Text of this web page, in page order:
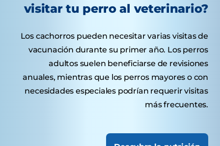
visitar tu perro al veterinario?
Los cachorros pueden necesitar varias visitas de
vacunación durante su primer año. Los perros
adultos suelen beneficiarse de revisiones
anuales, mientras que los perros mayores o con
necesidades especiales podrían requerir visitas
más frecuentes.